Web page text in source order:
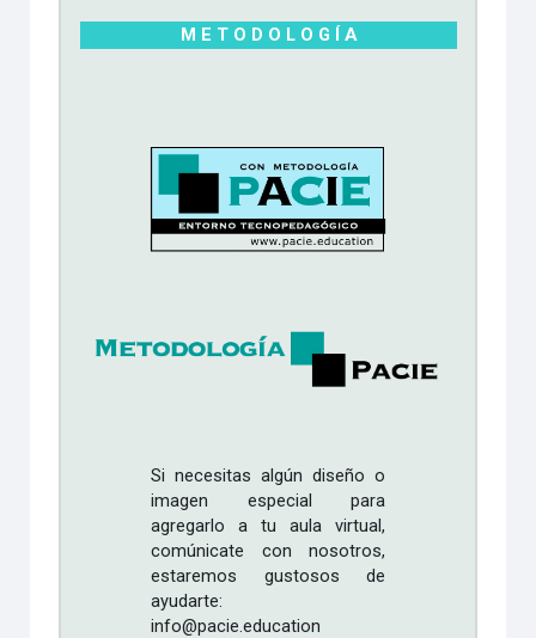
M E T O D O L O G Í A
Si necesitas algún diseño o
imagen especial para
agregarlo a tu aula virtual,
comúnicate con nosotros,
estaremos gustosos de
ayudarte:
info@pacie.education